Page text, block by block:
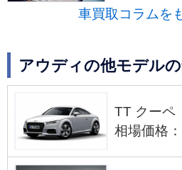
車買取コラムを
アウディの他モデル
TT クーペ
相場価格